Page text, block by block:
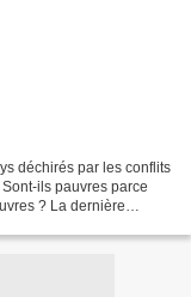
déchirés par les conflits
ils pauvres parce
? La dernière